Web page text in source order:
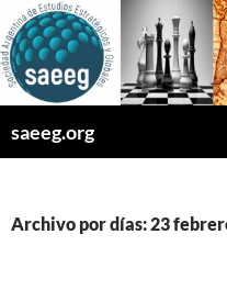
Saltar
al
contenido
saeeg.org
Archivo por días: 23